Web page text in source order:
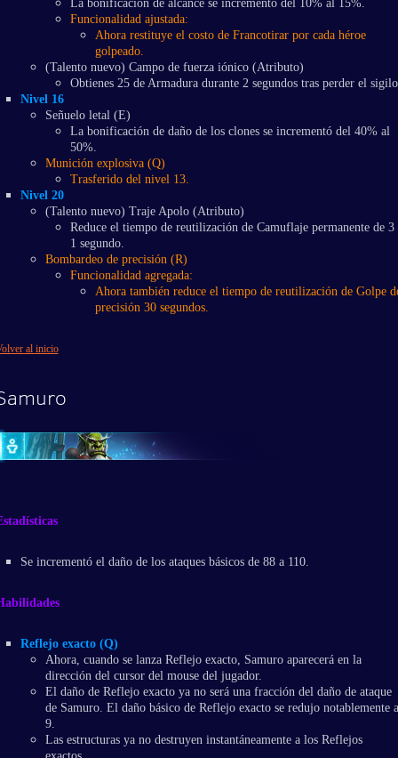
La bonificación de alcance se incrementó del 10% al 15%.
Funcionalidad ajustada:
Ahora restituye el costo de Francotirar por cada héroe
golpeado.
(Talento nuevo) Campo de fuerza iónico (Atributo)
Obtienes 25 de Armadura durante 2 segundos tras perder el
Nivel 16
Señuelo letal (E)
La bonificación de daño de los clones se incrementó del 40% al
50%.
Munición explosiva (Q)
Trasferido del nivel 13.
Nivel 20
(Talento nuevo) Traje Apolo (Atributo)
Reduce el tiempo de reutilización de Camuflaje permanente de 3
1 segundo.
Bombardeo de precisión (R)
​Funcionalidad agregada:
​Ahora también reduce el tiempo de reutilización de Golpe
precisión 30 segundos.
al inicio
Se incrementó el daño de los ataques básicos de 88 a 110.
Reflejo exacto (Q)
Ahora, cuando se lanza Reflejo exacto, Samuro aparecerá en la
dirección del cursor del mouse del jugador.
El daño de Reflejo exacto ya no será una fracción del daño de ataque
de Samuro. El daño básico de Reflejo exacto se redujo notablemente a
9.
Las estructuras ya no destruyen instantáneamente a los Reflejos